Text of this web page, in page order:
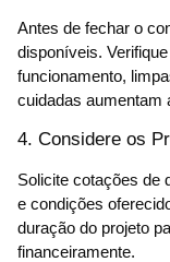
Antes de fechar o
disponíveis.
funcionamento,
cuidadas aumentam
4. Considere os
Solicite cotações de
e condições
duração do projeto
financeiramente.